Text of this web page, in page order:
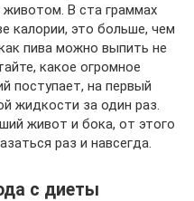
В ста граммах
калории, это больше, чем
пива можно выпить не
какое огромное
поступает, на первый
жидкости за один раз.
живот и бока, от этого
раз и навсегда.
с диеты